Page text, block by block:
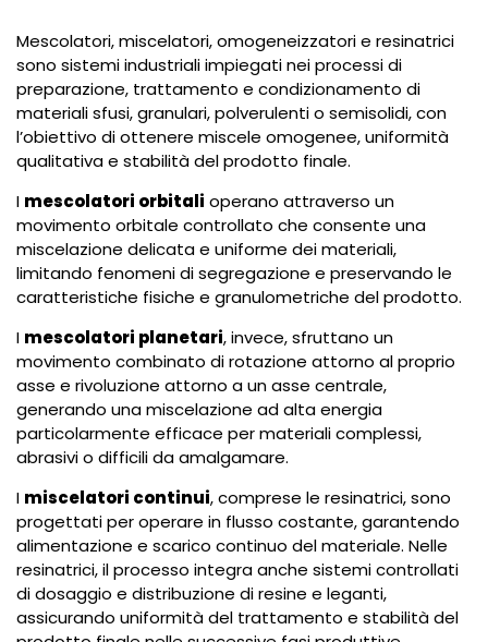
Mescolatori, miscelatori, omogeneizzatori e resinatrici
sono sistemi industriali impiegati nei processi di
preparazione, trattamento e condizionamento di
materiali sfusi, granulari, polverulenti o semisolidi, con
l’obiettivo di ottenere miscele omogenee, uniformità
qualitativa e stabilità del prodotto finale.
I mescolatori orbitali operano attraverso un
movimento orbitale controllato che consente una
miscelazione delicata e uniforme dei materiali,
limitando fenomeni di segregazione e preservando le
caratteristiche fisiche e granulometriche del prodotto.
I mescolatori planetari, invece, sfruttano un
movimento combinato di rotazione attorno al proprio
asse e rivoluzione attorno a un asse centrale,
generando una miscelazione ad alta energia
particolarmente efficace per materiali complessi,
abrasivi o difficili da amalgamare.
I miscelatori continui, comprese le resinatrici, sono
progettati per operare in flusso costante, garantendo
alimentazione e scarico continuo del materiale. Nelle
resinatrici, il processo integra anche sistemi controllati
di dosaggio e distribuzione di resine e leganti,
assicurando uniformità del trattamento e stabilità del